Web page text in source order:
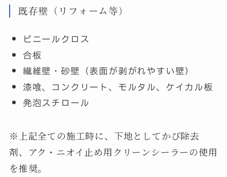
既存壁（リフォーム等）
ビニールクロス
合板
繊維壁・砂壁（表面が剥がれやすい壁）
漆喰、コンクリート、モルタル、ケイカル板
発泡スチロール
※上記全ての施工時に、下地としてかび除去
剤、アク・ニオイ止め用クリーンシーラーの使用
を推奨。